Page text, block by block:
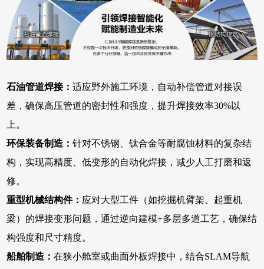
石油管道焊接：适应野外施工环境，自动补偿管道对接误
差，确保高压管道的密封性和强度，提升焊接效率30%以
上。
环保装备制造：针对不锈钢、钛合金等耐腐蚀材料的复杂结
构，实现高精度、低变形的自动化焊接，减少人工打磨和返
修。
重型机械结构件： 应对大型工件（如挖掘机臂架、起重机
梁）的焊接变形问题，通过逆向建模+多层多道工艺，确保结
构强度和尺寸精度。
船舶制造：在狭小舱室或曲面外板焊接中，结合SLAM导航